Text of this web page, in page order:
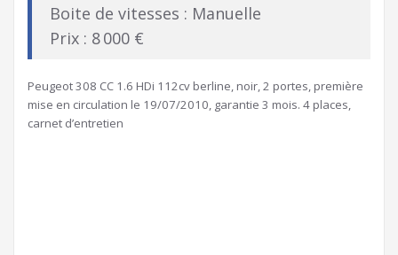
Boite de vitesses : Manuelle
Prix : 8 000 €
Peugeot 308 CC 1.6 HDi 112cv berline, noir, 2 portes, première
mise en circulation le 19/07/2010, garantie 3 mois. 4 places,
carnet d’entretien